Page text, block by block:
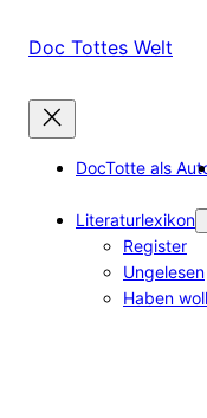
InhaltDoc Tottes Welt
DocTotte als
Literaturlexikon
Register
Ungelesen
Haben